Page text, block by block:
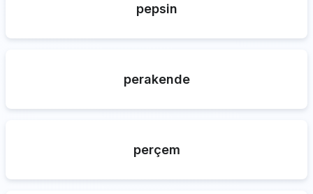
pepsin
perakende
perçem